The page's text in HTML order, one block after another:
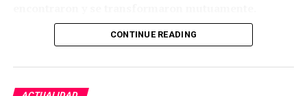
La propia organización ha definido el espectáculo
entre flamenco y copla, pero existe un dato
especialmente relevante para Marchena: el
CONTINUE READING